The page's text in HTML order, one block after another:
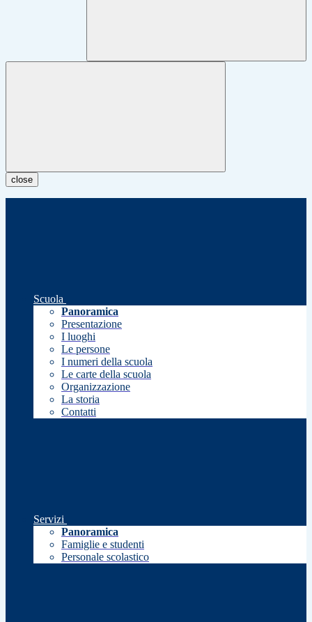
close
Scuola
Panoramica
Presentazione
I luoghi
Le persone
I numeri della scuola
Le carte della scuola
Organizzazione
La storia
Contatti
Servizi
Panoramica
Famiglie e studenti
Personale scolastico